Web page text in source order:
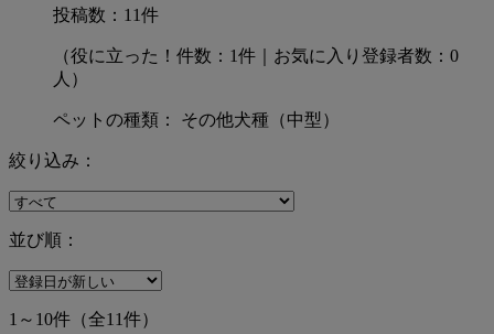
投稿数：11件
（役に立った！件数：1件｜お気に入り登録者数：0
人）
ペットの種類： その他犬種（中型）
絞り込み：
並び順：
1～10件 （全11件）